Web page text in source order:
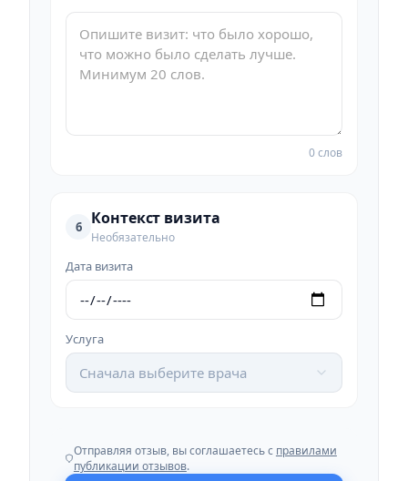
0 слов
6 Контекст визита
Необязательно
Дата визита
Услуга
Сначала выберите врача
Отправляя отзыв, вы соглашаетесь с правилами
публикации отзывов.